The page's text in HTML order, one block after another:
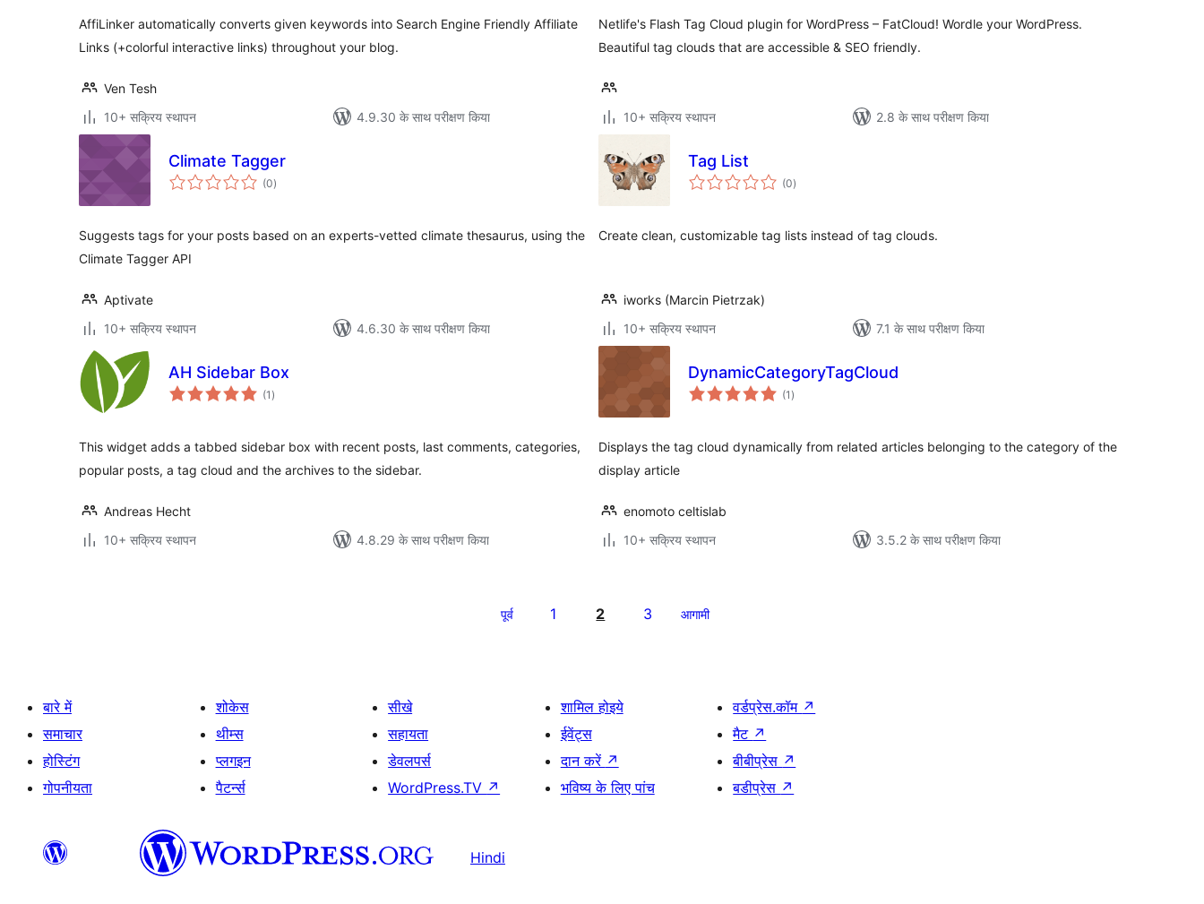
AffiLinker automatically converts given keywords into Search Engine Friendly Affiliate
Links (+colorful interactive links) throughout your blog.
Ven Tesh
10+ सक्रिय स्थापन
4.9.30 के साथ परीक्षण किया
Netlife's Flash Tag Cloud plugin for WordPress – FatCloud! Wordle your WordPress.
Beautiful tag clouds that are accessible & SEO friendly.
10+ सक्रिय स्थापन 2.8 के साथ परीक्षण किया
Climate Tagger
(0कुल
दर)
Suggests tags for your posts based on an experts-vetted climate thesaurus, using the
Climate Tagger API
Aptivate
10+ सक्रिय स्थापन
4.6.30 के साथ परीक्षण किया
Tag List
(0कुल
दर)
Create clean, customizable tag lists instead of tag clouds.
iworks (Marcin Pietrzak)
10+ सक्रिय स्थापन
7.1 के साथ परीक्षण किया
AH Sidebar Box
(1 कुल
दर)
This widget adds a tabbed sidebar box with recent posts, last comments, categories,
popular posts, a tag cloud and the archives to the sidebar.
Andreas Hecht
10+ सक्रिय स्थापन
4.8.29 के साथ परीक्षण किया
DynamicCategoryTagCloud
(1 कुल
दर)
Displays the tag cloud dynamically from related articles belonging to the category of the
display article
enomoto celtislab
10+ सक्रिय स्थापन
3.5.2 के साथ परीक्षण किया
पूर्व 1 2 3 आगामी
बारे में
समाचार
होस्टिंग
गोपनीयता
शोकेस
थीम्स
प्लगइन
पैटर्न्स
सीखे
सहायता
डेवलपर्स
WordPress.TV ↗
शामिल होइये
ईवेंट्स
दान करें ↗
भविष्य के लिए पांच
वर्डप्रेस.कॉम ↗
मैट ↗
बीबीप्रेस ↗
बडीप्रेस ↗
Hindi